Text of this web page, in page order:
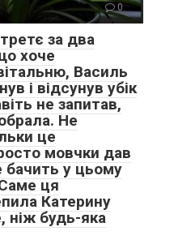
0
за два
хоче
Василь
і відсунув убік
не запитав,
Не
це
мовчки дав
бачить у цьому
ця
Катерину
ніж будь-яка